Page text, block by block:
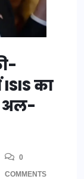
का
अल-
0
COMMENTS